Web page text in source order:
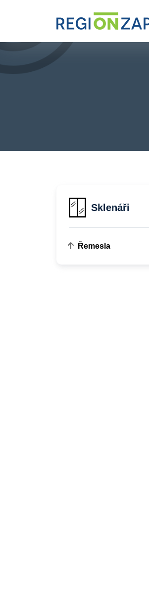
Sklenáři
Řemesla